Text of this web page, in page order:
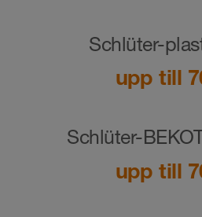
Schlüter-
upp till
Schlüter-
upp till